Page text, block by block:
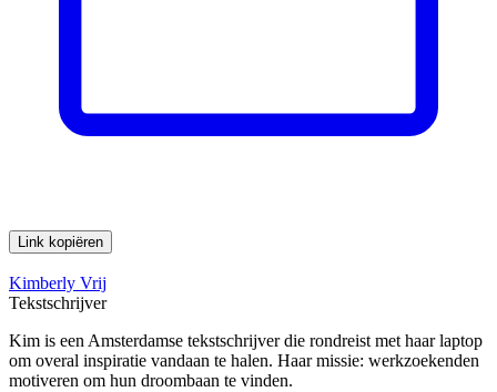
Link kopiëren
Kimberly Vrij
Tekstschrijver
Kim is een Amsterdamse tekstschrijver die rondreist met haar laptop
om overal inspiratie vandaan te halen. Haar missie: werkzoekenden
motiveren om hun droombaan te vinden.